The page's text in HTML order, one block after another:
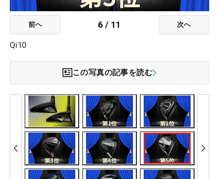
前へ 6 / 11 次へ
Qi10
この写真の記事を読む